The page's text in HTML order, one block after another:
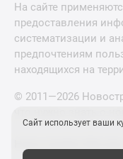
На сайте
предоставления
систематизации и
предпочтениям
находящихся на
© 2011—2026
Сайт использует ваши